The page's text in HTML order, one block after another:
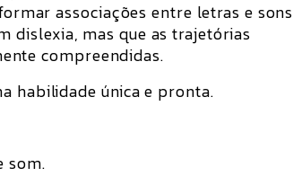
associações entre letras e sons
dislexia, mas que as trajetórias
compreendidas.
habilidade única e pronta.
som.